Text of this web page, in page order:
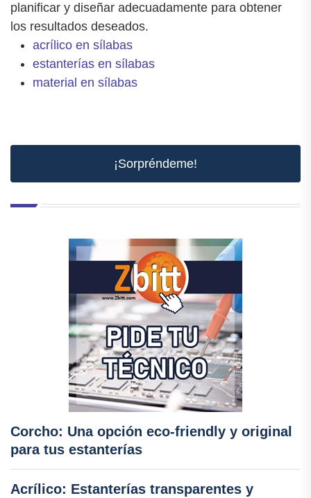
planificar y diseñar adecuadamente para obtener
los resultados deseados.
acrílico en sílabas
estanterías en sílabas
material en sílabas
¡Sorpréndeme!
Corcho: Una opción eco-friendly y original
para tus estanterías
Acrílico: Estanterías transparentes y